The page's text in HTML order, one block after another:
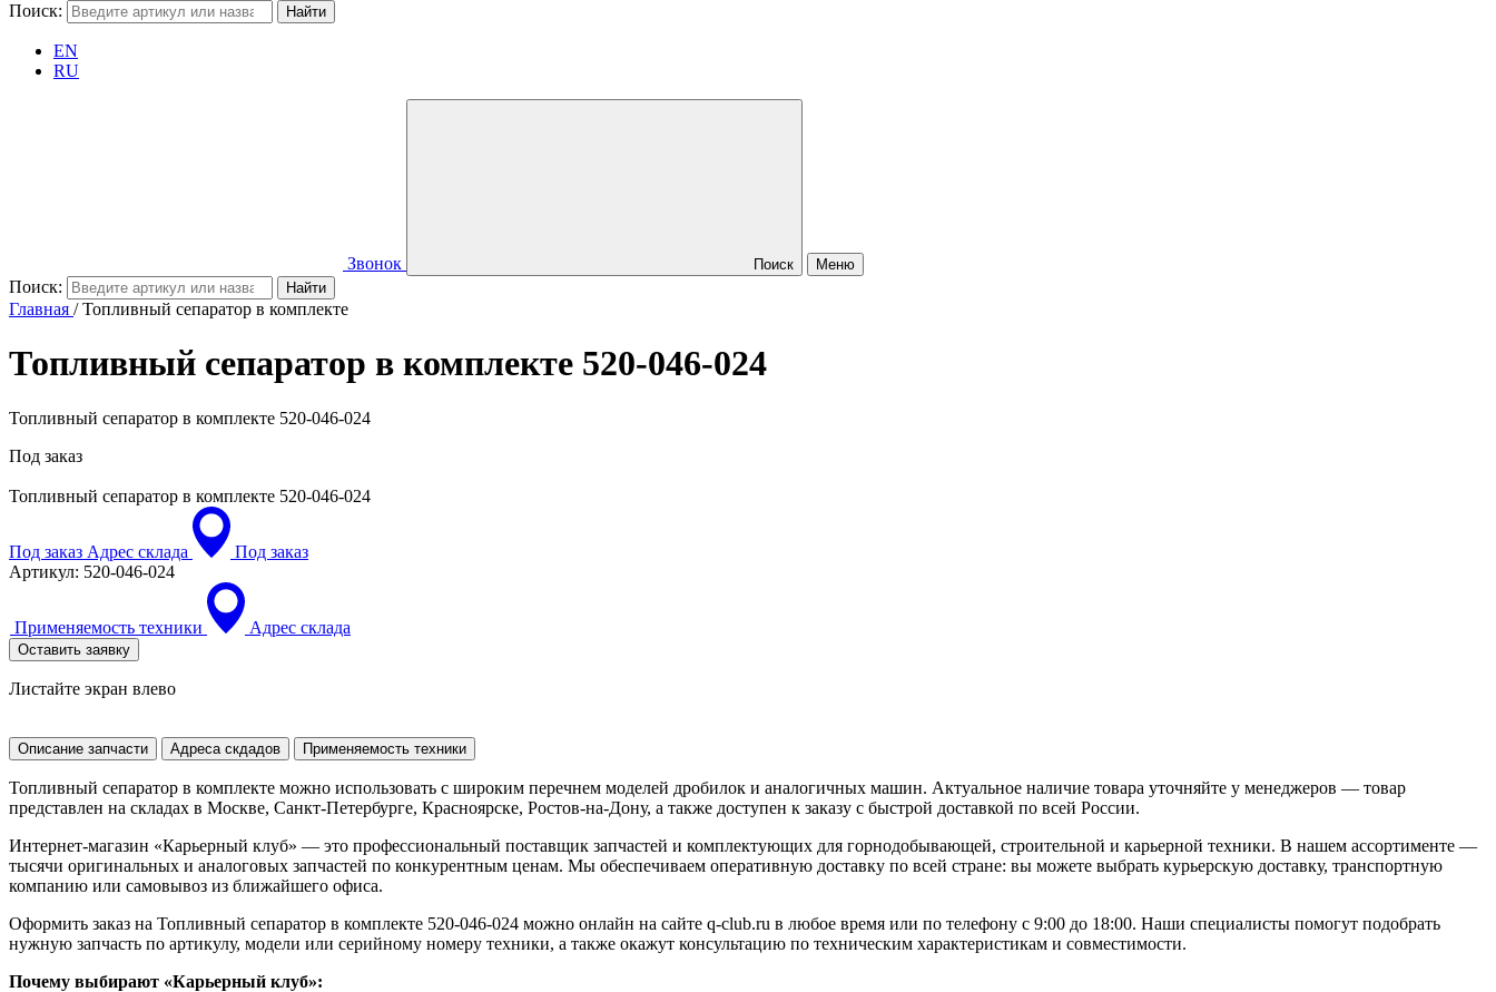
Поиск:
EN
RU
Звонок Поиск Меню
Поиск:
Главная /Топливный сепаратор в комплекте
Топливный сепаратор в комплекте 520-046-024
Топливный сепаратор в комплекте 520-046-024
Под заказ
Топливный сепаратор в комплекте 520-046-024
Под заказ Адрес склада
Под заказ
Артикул: 520-046-024
Применяемость техники Адрес склада
Оставить заявку
Листайте экран влево
Описание запчасти Адреса скдадов Применяемость техники
Топливный сепаратор в комплекте можно использовать с широким перечнем моделей дробилок и аналогичных машин. Актуальное наличие товара уточняйте у менеджеров — товар
представлен на складах в Москве, Санкт-Петербурге, Красноярске, Ростов-на-Дону, а также доступен к заказу с быстрой доставкой по всей России.
Интернет-магазин «Карьерный клуб» — это профессиональный поставщик запчастей и комплектующих для горнодобывающей, строительной и карьерной техники. В нашем ассортименте —
тысячи оригинальных и аналоговых запчастей по конкурентным ценам. Мы обеспечиваем оперативную доставку по всей стране: вы можете выбрать курьерскую доставку, транспортную
компанию или самовывоз из ближайшего офиса.
Оформить заказ на Топливный сепаратор в комплекте 520-046-024 можно онлайн на сайте q-club.ru в любое время или по телефону с 9:00 до 18:00. Наши специалисты помогут подобрать
нужную запчасть по артикулу, модели или серийному номеру техники, а также окажут консультацию по техническим характеристикам и совместимости.
Почему выбирают «Карьерный клуб»: